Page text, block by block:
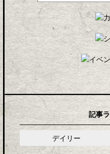
記事
デイリー